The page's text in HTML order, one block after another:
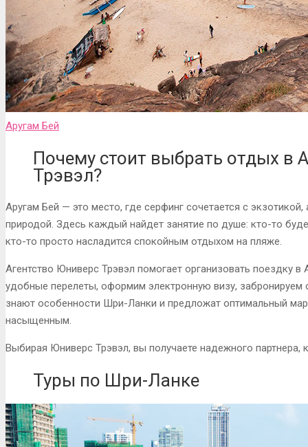
Аругам Бей
Почему стоит выбрать отдых в
Трэвэл?
Аругам Бей — это место, где серфинг сочетается с
природой. Здесь каждый найдет занятие по душе: кто-то
кто-то просто насладится спокойным отдыхом на пляже.
Агентство Юниверс Трэвэл помогает организовать поездку
удобные перелеты, оформим электронную визу,
знают особенности Шри-Ланки и предложат оптимальный
насыщенным.
Выбирая Юниверс Трэвэл, вы получаете надежного партнера,
Туры по Шри-Ланке